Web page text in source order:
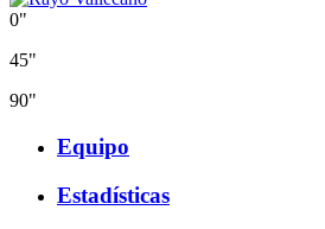
0"
45"
90"
Equipo
Estadísticas